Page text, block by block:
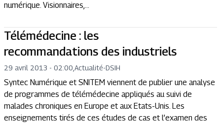
numérique. Visionnaires,...
Télémédecine : les
recommandations des industriels
29 avril 2013 - 02:00 Actualité-DSIH
Syntec Numérique et SNITEM viennent de publier une analyse
de programmes de télémédecine appliqués au suivi de
malades chroniques en Europe et aux Etats-Unis. Les
enseignements tirés de ces études de cas et l’examen des